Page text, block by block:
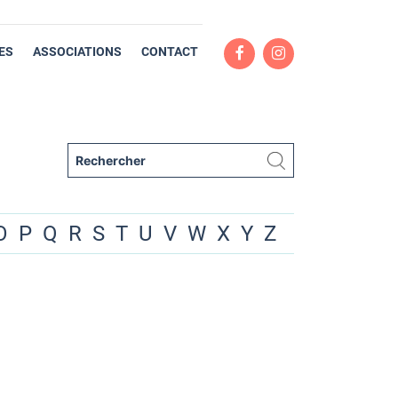
ASSOCIATIONS CONTACT
P Q R S T U V W X Y Z